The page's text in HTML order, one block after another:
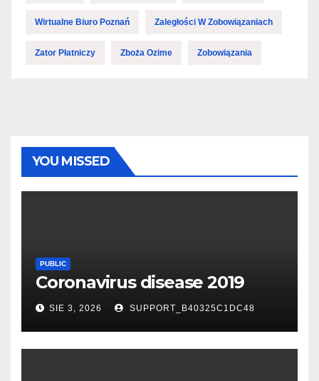
Wirtualne Biuro Poznań Zaległości W Zobowiązaniach
Zator Płatniczy Zboża Ozime Zobowiązania
YOU MISSED
PUBLIC
Coronavirus disease 2019
SIE 3, 2026 SUPPORT_B40325C1DC48